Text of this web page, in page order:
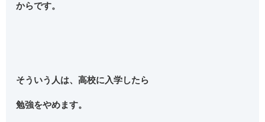
からです。
そういう人は、高校に入学したら
勉強をやめます。